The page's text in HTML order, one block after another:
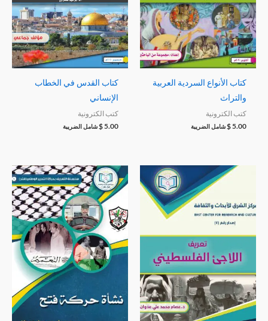
كتاب الأنواع السردية العربية
والتراث
كتب الكترونية
$5.00 شامل الضريبة
كتاب القدس في الخطاب
الإنساني
كتب الكترونية
$5.00 شامل الضريبة